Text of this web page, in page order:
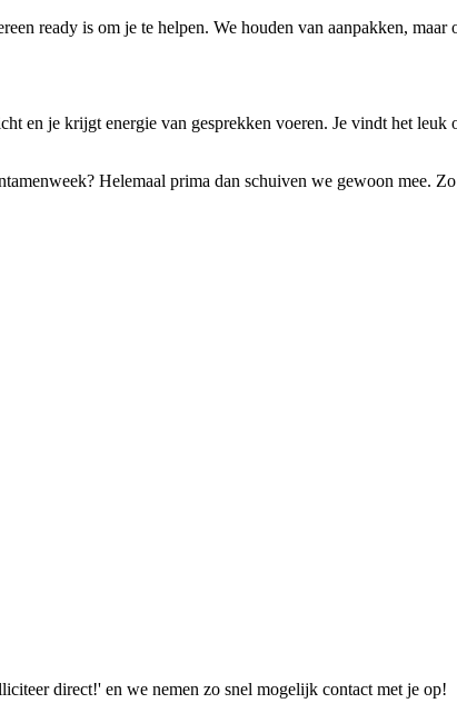
ready is om je te helpen. We houden van aanpakken,
en je krijgt energie van gesprekken voeren. Je vindt het leuk
Helemaal prima dan schuiven we gewoon mee.
direct!' en we nemen zo snel mogelijk contact met je op!